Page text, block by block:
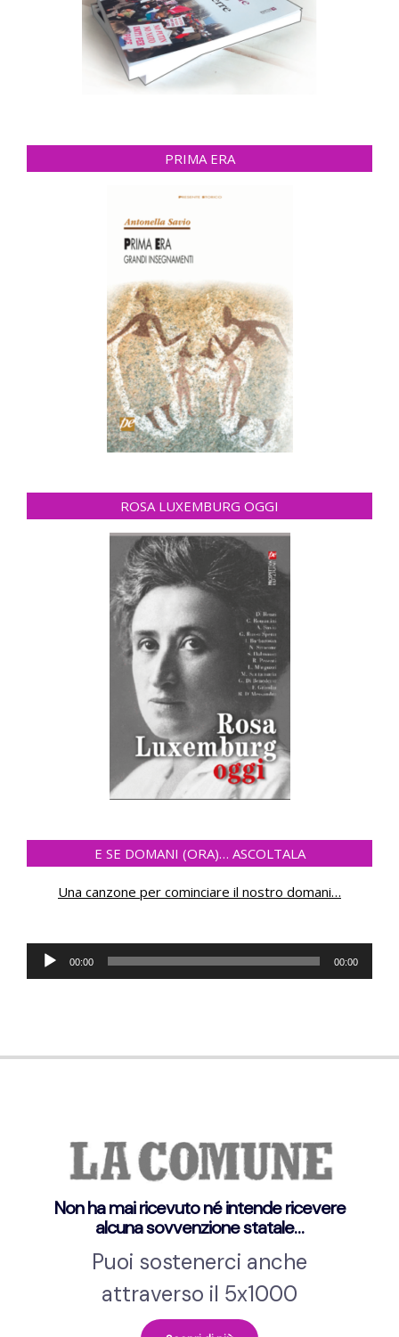
PRIMA ERA
ROSA LUXEMBURG OGGI
E SE DOMANI (ORA)… ASCOLTALA
Una canzone per cominciare il nostro domani…
Audio-
Player
00:00 00:00
Non ha mai ricevuto né intende ricevere
alcuna sovvenzione statale…
Puoi sostenerci anche
attraverso il 5x1000